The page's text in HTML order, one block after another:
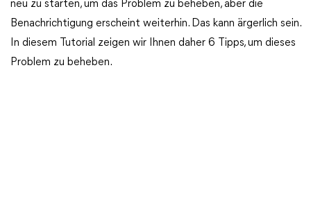
neu zu starten, um das Problem zu beheben, aber die
Benachrichtigung erscheint weiterhin. Das kann ärgerlich sein.
In diesem Tutorial zeigen wir Ihnen daher 6 Tipps, um dieses
Problem zu beheben.